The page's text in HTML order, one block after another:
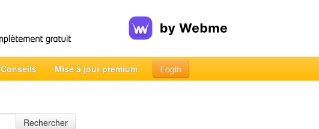
Conseils Mise à jour premium Login
Rechercher